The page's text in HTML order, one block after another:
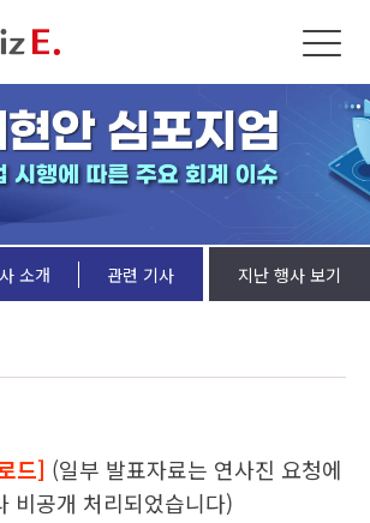
소개 관련 기사 지난 행사 보기
드] (일부 발표자료는 연사진 요청에
비공개 처리되었습니다)